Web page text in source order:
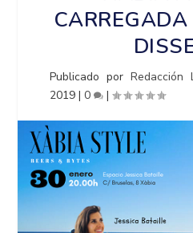
Publicado porRedacción
2019 |0 |